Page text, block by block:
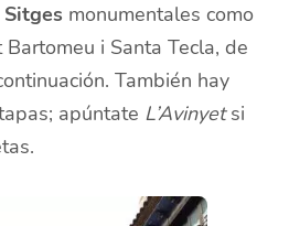
monumentales como
i Santa Tecla, de
También hay
apúntate L’Avinyetsi